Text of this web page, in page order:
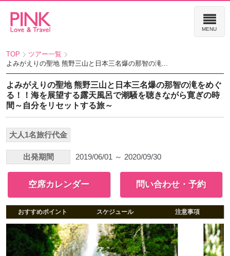
TOP
ツアー一覧
よみがえりの聖地 熊野三山と日本三名爆の那智の滝...
よみがえりの聖地 熊野三山と日本三名爆の那智の滝をめぐ
る！！海を展望する露天風呂で潮騒を聴きながら寛ぎの時
間～自分をリセットする旅～
大人1名旅行代金
出発期間 2019/06/01 ～ 2020/09/30
空席カレンダー 問い合わせ・予約
おすすめポイント スケジュール 注意事項